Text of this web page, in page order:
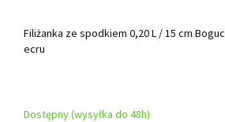
Filiżanka ze spodkiem 0,20 L / 15 cm
ecru
Dostępny (wysyłka do 48h)